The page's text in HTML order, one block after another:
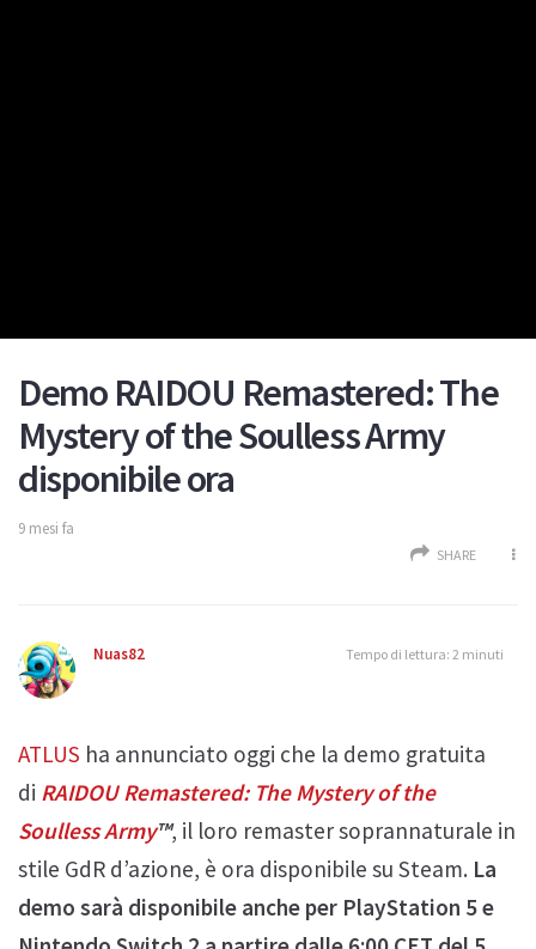
Demo RAIDOU Remastered: The
Mystery of the Soulless Army
disponibile ora
9 mesi fa
SHARE
Nuas82 Tempo di lettura: 2 minuti
ATLUS ha annunciato oggi che la demo gratuita
di RAIDOU Remastered: The Mystery of the
Soulless Army™, il loro remaster soprannaturale in
stile GdR d’azione, è ora disponibile su Steam. La
demo sarà disponibile anche per PlayStation 5 e